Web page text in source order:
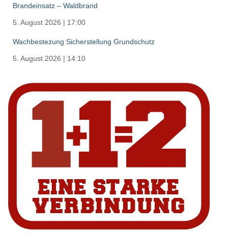
Brandeinsatz – Waldbrand
5. August 2026 | 17:00
Wachbestezung Sicherstellung Grundschutz
5. August 2026 | 14:10